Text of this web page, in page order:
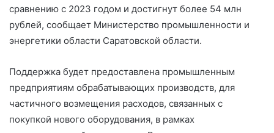
сравнению с 2023 годом и достигнут более 54 млн
рублей, сообщает Министерство промышленности и
энергетики области Саратовской области.
Поддержка будет предоставлена промышленным
предприятиям обрабатывающих производств, для
частичного возмещения расходов, связанных с
покупкой нового оборудования, в рамках